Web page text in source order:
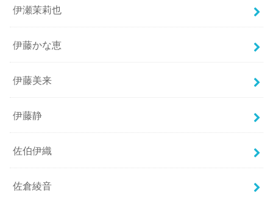
伊瀬茉莉也
伊藤かな恵
伊藤美来
伊藤静
佐伯伊織
佐倉綾音